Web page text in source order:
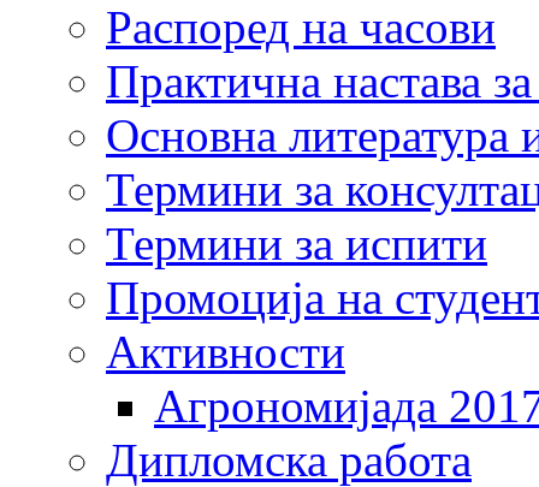
Распоред на часови
Практична настава
Основна литература
Термини за
Термини за испити
Промоција на
Активности
Агрономијада
Дипломска работа